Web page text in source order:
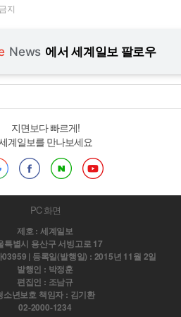
지
News 에서 세계일보 팔로우
지면보다 빠르게!
계일보를 만나보세요
PC 화면
제호 : 세계일보
특별시 용산구 서빙고로 17
| 등록일(발행일) : 2015년 11월 2일
발행인 : 박정훈
편집인 : 조남규
소년보호 책임자 : 김기환
02-2000-1234